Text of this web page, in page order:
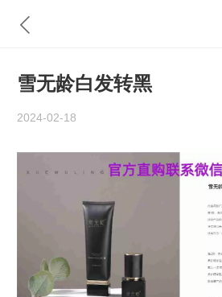
雪无龄白发转黑
2024-02-18